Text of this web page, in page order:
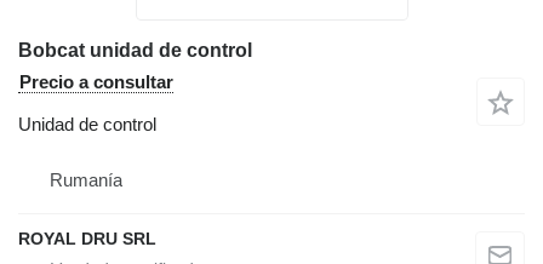
Bobcat unidad de control
Precio a consultar
Unidad de control
Rumanía
ROYAL DRU SRL